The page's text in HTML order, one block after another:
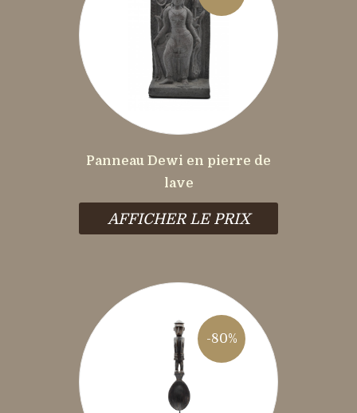
Panneau Dewi en pierre de
lave
AFFICHER LE PRIX
-80%